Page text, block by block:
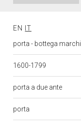
EN
IT
porta - bottega
1600-1799
porta a due ante
porta